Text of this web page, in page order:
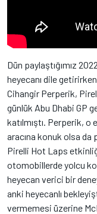
Dün paylaştığımız
heyecanı dile
Cihangir Perperik,
günlük Abu Dhabi GP
katılmıştı. Perperik,
aracına konuk olsa
Pirelli Hot Laps
otomobillerde yolcu
heyecan verici bir
anki heyecanlı
vermemesi üzerine